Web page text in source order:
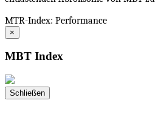
MTR-Index: Performance
×
MBT Index
Schließen